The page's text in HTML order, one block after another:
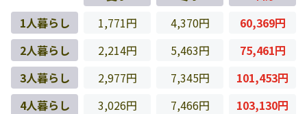
1人暮らし
1,771円 4,370円
60,369円
2人暮らし
2,214円 5,463円
75,461円
3人暮らし
2,977円 7,345円
101,453円
4人暮らし
3,026円 7,466円 103,130円